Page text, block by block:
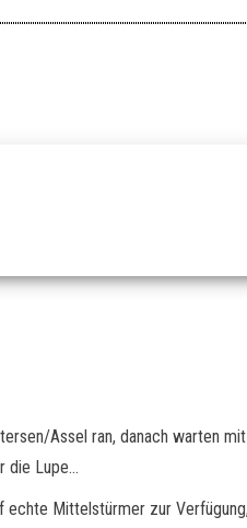
Assel ran, danach warten mit
die Lupe…
echte Mittelstürmer zur